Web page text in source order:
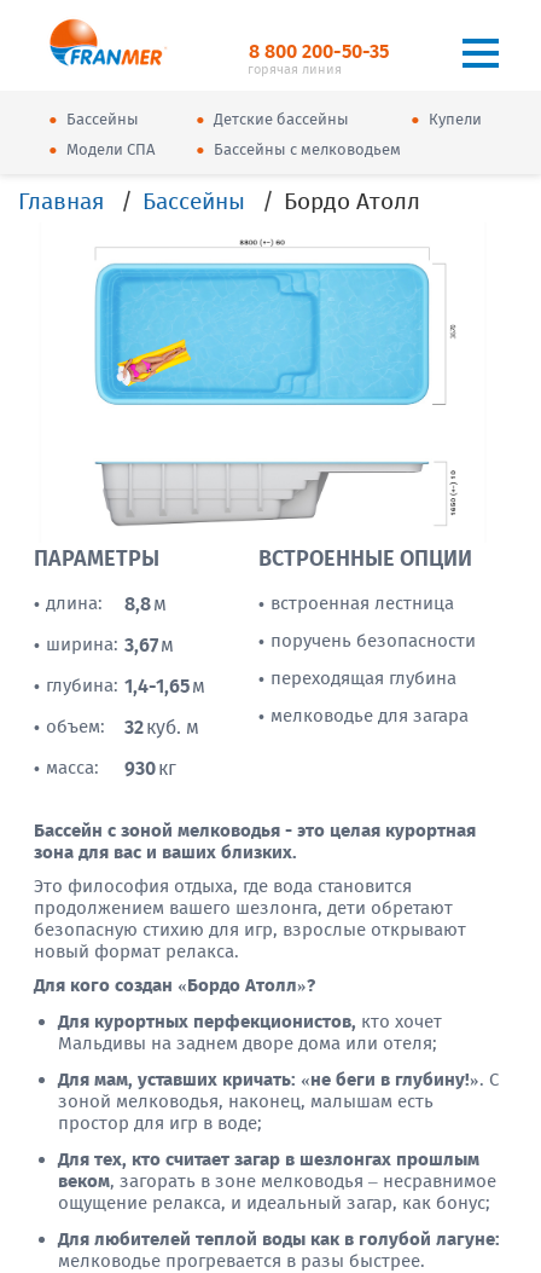
8 800 200-50-35
горячая линия
• Бассейны • Детские бассейны • Купели
• Модели СПА • Бассейны с мелководьем
Главная Бассейны Бордо Атолл
ПАРАМЕТРЫ
• длина: 8,8м
• ширина: 3,67м
• глубина: 1,4-1,65м
• объем: 32куб. м
• масса: 930кг
ВСТРОЕННЫЕ ОПЦИИ
• встроенная лестница
• поручень безопасности
• переходящая глубина
• мелководье для загара
Бассейн с зоной мелководья - это целая курортная
зона для вас и ваших близких.
Это философия отдыха, где вода становится
продолжением вашего шезлонга, дети обретают
безопасную стихию для игр, взрослые открывают
новый формат релакса.
Для кого создан «Бордо Атолл»?
Для курортных перфекционистов, кто хочет
Мальдивы на заднем дворе дома или отеля;
Для мам, уставших кричать: «не беги в глубину!». С
зоной мелководья, наконец, малышам есть
простор для игр в воде;
Для тех, кто считает загар в шезлонгах прошлым
веком, загорать в зоне мелководья – несравнимое
ощущение релакса, и идеальный загар, как бонус;
Для любителей теплой воды как в голубой лагуне:
мелководье прогревается в разы быстрее.